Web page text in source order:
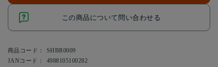
この商品について問い合わせる
商品コード：
SHBR0009
JANコード：
4988105100282